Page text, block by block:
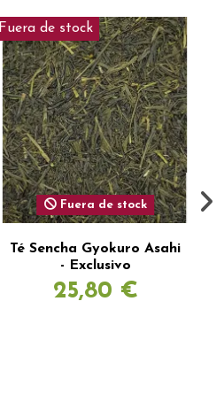
Fuera de stock
Fuera de stock
Té Sencha Gyokuro Asahi
- Exclusivo
25,80 €